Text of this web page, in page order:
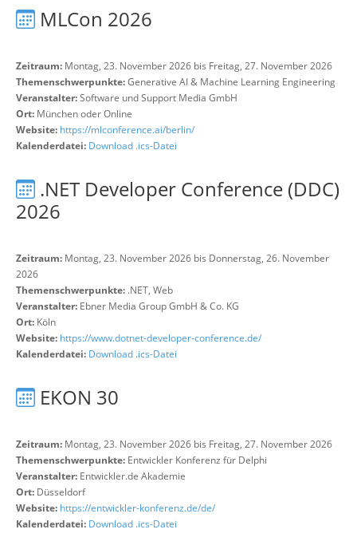
MLCon 2026
Zeitraum: Montag, 23. November 2026 bis Freitag, 27. November 2026
Themenschwerpunkte:Generative AI & Machine Learning Engineering
Veranstalter:Software und Support Media GmbH
Ort: München oder Online
Website: https://mlconference.ai/berlin/
Kalenderdatei: Download .ics-Datei
.NET Developer Conference (DDC)
2026
Zeitraum: Montag, 23. November 2026 bis Donnerstag, 26. November
2026
Themenschwerpunkte: .NET, Web
Veranstalter: Ebner Media Group GmbH & Co. KG
Ort: Köln
Website: https://www.dotnet-developer-conference.de/
Kalenderdatei: Download .ics-Datei
EKON 30
Zeitraum: Montag, 23. November 2026 bis Freitag, 27. November 2026
Themenschwerpunkte: Entwickler Konferenz für Delphi
Veranstalter: Entwickler.de Akademie
Ort: Düsseldorf
Website: https://entwickler-konferenz.de/de/
Kalenderdatei: Download .ics-Datei